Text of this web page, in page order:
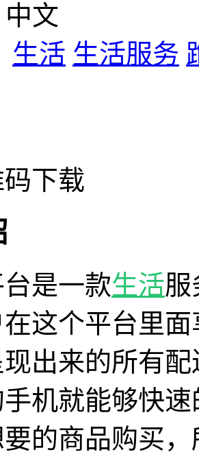
中文
生活 生活服务
下载
是一款生活服
这个平台里
出来的所有
机就能够快
的商品购买